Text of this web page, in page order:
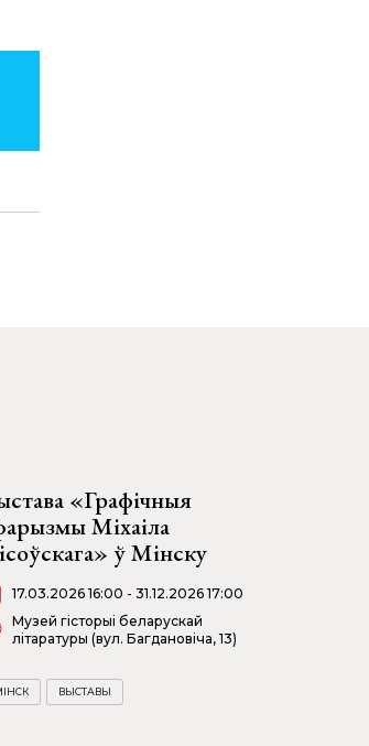
«Графічныя
Міхаіла
ў Мінску
17.03.2026 16:00 - 31.12.2026 17:00
Музей гісторыі беларускай
літаратуры (вул. Багдановіча, 13)
ВЫСТАВЫ